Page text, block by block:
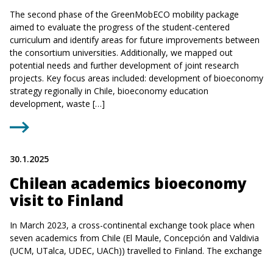
The second phase of the GreenMobECO mobility package
aimed to evaluate the progress of the student-centered
curriculum and identify areas for future improvements between
the consortium universities. Additionally, we mapped out
potential needs and further development of joint research
projects. Key focus areas included: development of bioeconomy
strategy regionally in Chile, bioeconomy education
development, waste […]
30.1.2025
Chilean academics bioeconomy
visit to Finland
In March 2023, a cross-continental exchange took place when
seven academics from Chile (El Maule, Concepción and Valdivia
(UCM, UTalca, UDEC, UACh)) travelled to Finland. The exchange